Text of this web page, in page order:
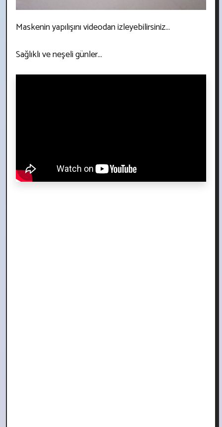
Maskenin yapılışını videodan izleyebilirsiniz...
Sağlıklı ve neşeli günler...